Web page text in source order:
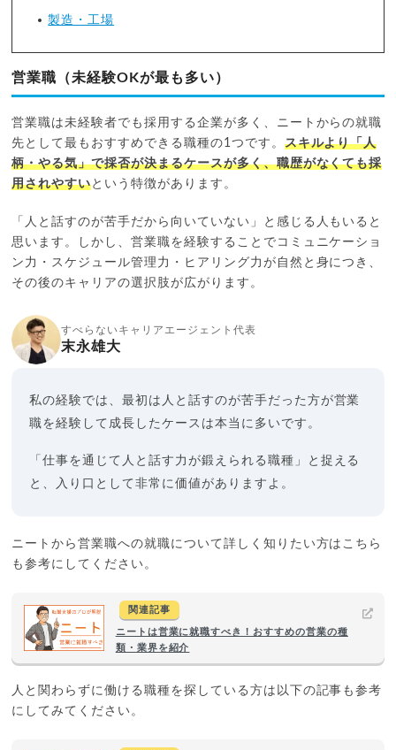
製造・工場
営業職（未経験OKが最も多い）
営業職は未経験者でも採用する企業が多く、ニートからの就職
先として最もおすすめできる職種の1つです。 スキルより「人
柄・やる気」で採否が決まるケースが多く、職歴がなくても採
用されやすいという特徴があります。
「人と話すのが苦手だから向いていない」と感じる人もいると
思います。しかし、営業職を経験することでコミュニケーショ
ン力・スケジュール管理力・ヒアリング力が自然と身につき、
その後のキャリアの選択肢が広がります。
すべらないキャリアエージェント代表
末永雄大
私の経験では、最初は人と話すのが苦手だった方が営業
職を経験して成長したケースは本当に多いです。
「仕事を通じて人と話す力が鍛えられる職種」と捉える
と、入り口として非常に価値がありますよ。
ニートから営業職への就職について詳しく知りたい方はこちら
も参考にしてください。
関連記事
ニートは営業に就職すべき！おすすめの営業の種
類・業界を紹介
人と関わらずに働ける職種を探している方は以下の記事も参考
にしてみてください。